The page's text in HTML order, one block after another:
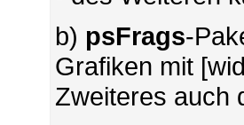
b) psFrags-
Grafiken mit
Zweiteres auch